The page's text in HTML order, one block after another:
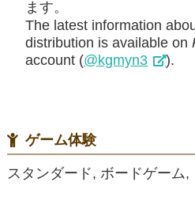
ます。
The latest information
distribution is available on
account (@kgmyn3 ).
ゲーム体験
スタンダード, ボードゲーム,